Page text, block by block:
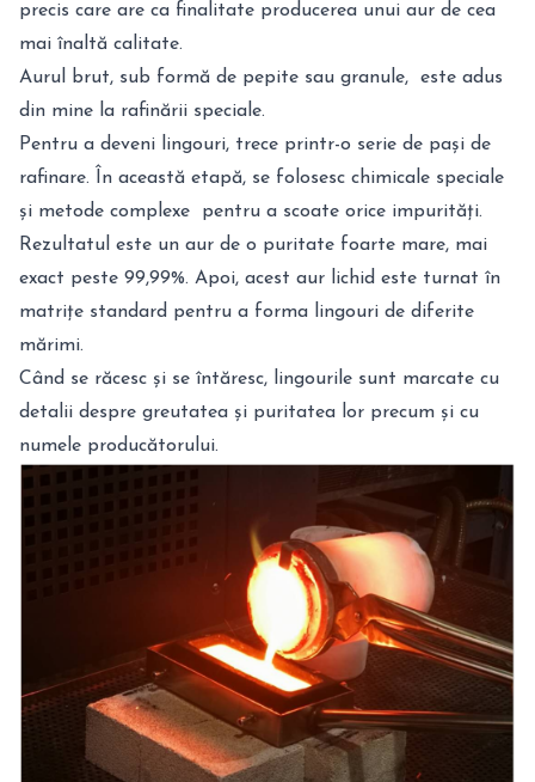
precis care are ca finalitate producerea unui aur de cea
mai înaltă calitate.
Aurul brut, sub formă de pepite sau granule, este adus
din mine la rafinării speciale.
Pentru a deveni lingouri, trece printr-o serie de pași de
rafinare. În această etapă, se folosesc chimicale speciale
și metode complexe pentru a scoate orice impurități.
Rezultatul este un aur de o puritate foarte mare, mai
exact peste 99,99%. Apoi, acest aur lichid este turnat în
matrițe standard pentru a forma lingouri de diferite
mărimi.
Când se răcesc și se întăresc, lingourile sunt marcate cu
detalii despre greutatea și puritatea lor precum și cu
numele producătorului.